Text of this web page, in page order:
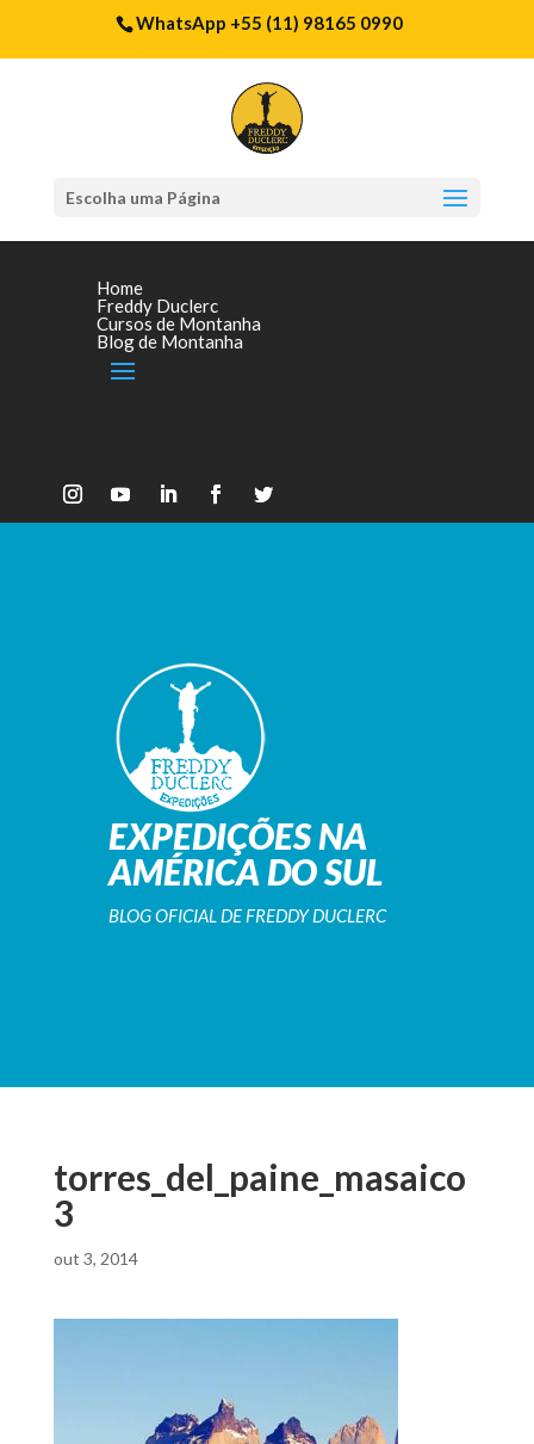
WhatsApp +55 (11) 98165 0990
Escolha uma Página
Home
Freddy Duclerc
Cursos de Montanha
Blog de Montanha
EXPEDIÇÕES NA
AMÉRICA DO SUL
BLOG OFICIAL DE FREDDY DUCLERC
torres_del_paine_masaico
3
out 3, 2014